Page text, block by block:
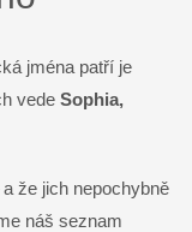
jména patří je
vede Sophia,
že jich nepochybně
náš seznam